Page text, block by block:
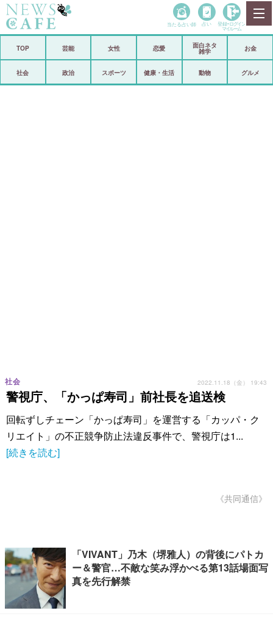
政治
当たる占い師 占い 登録• ログイン
マイルーム
TOP 芸能 女性 恋愛
面白ネタ
雑学
お金
社会 政治 スポーツ 健康・生活 動物 グルメ
警視庁、「かっぱ寿司」前社長を追送検
社会 2022.11.18（金） 19:43
回転ずしチェーン「かっぱ寿司」を運営する「カッパ・ク
リエイト」の不正競争防止法違反事件で、警視庁は1...
[続きを読む]
《共同通信》
「VIVANT」乃木（堺雅人）の背後にパトカ
ー＆警官…不敵な笑み浮かべる第13話場面写
真を先行解禁